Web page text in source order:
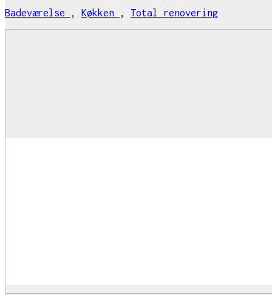
Badeværelse
, Køkken , Total renovering